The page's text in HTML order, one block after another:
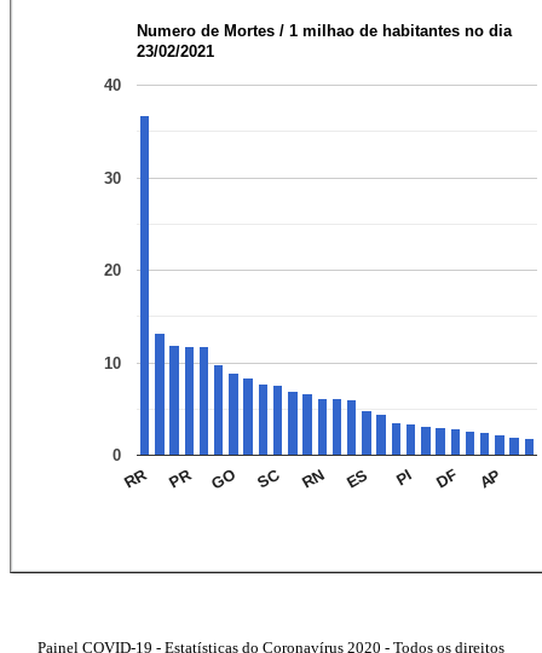
Numero de Mortes / 1 milhao de habitantes no dia
23/02/2021
RR PR GO SC RN ES PI DF AP
0
10
20
30
40
Painel COVID-19 - Estatísticas do Coronavírus 2020 - Todos os direitos